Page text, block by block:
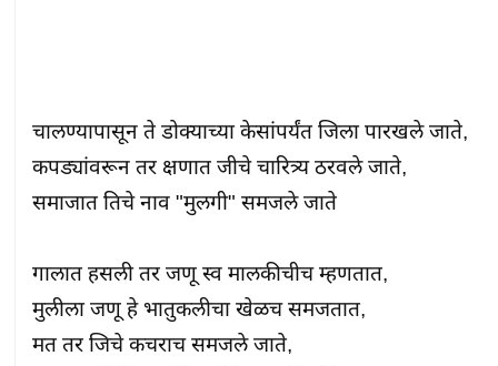
चालण्यापासून ते डोक्याच्या केसांपर्यंत जिला पारखले जाते,
कपड्यांवरून तर क्षणात जीचे चारित्र्य ठरवले जाते,
समाजात तिचे नाव "मुलगी" समजले जाते
गालात हसली तर जणू स्व मालकीचीच म्हणतात,
मुलीला जणू हे भातुकलीचा खेळच समजतात,
मत तर जिचे कचराच समजले जाते,